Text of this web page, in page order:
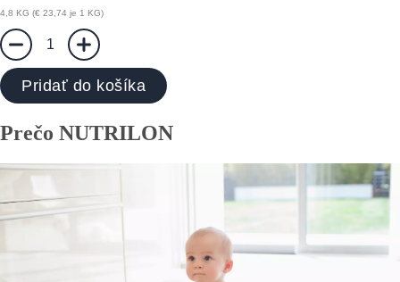
4,8 KG (€ 23,74 je 1 KG)
1
Pridať do košíka
Prečo NUTRILON